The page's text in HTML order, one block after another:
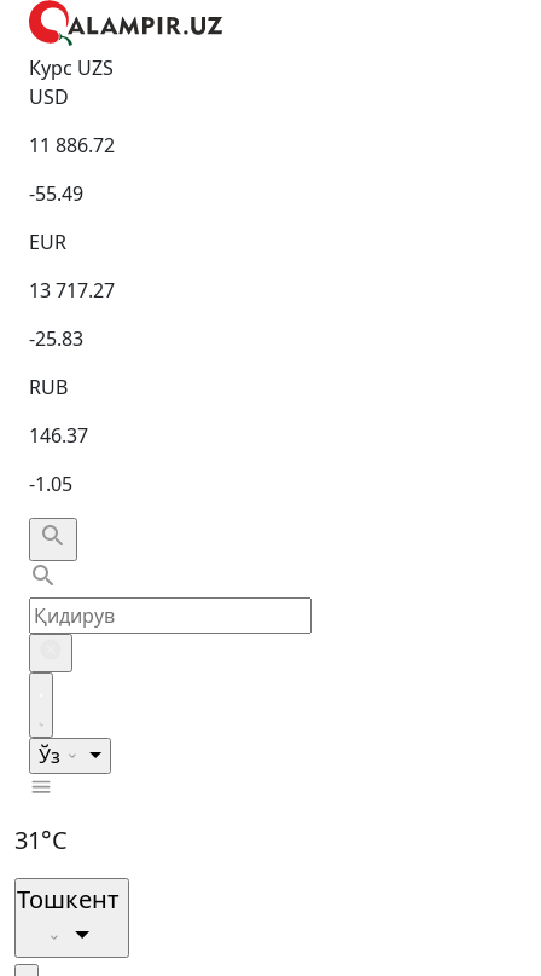
Курс UZS
USD
11 886.72
-55.49
EUR
13 717.27
-25.83
RUB
146.37
-1.05
Ўз
31°C
Тошкент